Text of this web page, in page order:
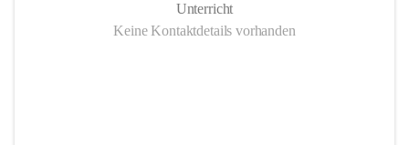
Unterricht
Keine Kontaktdetails vorhanden